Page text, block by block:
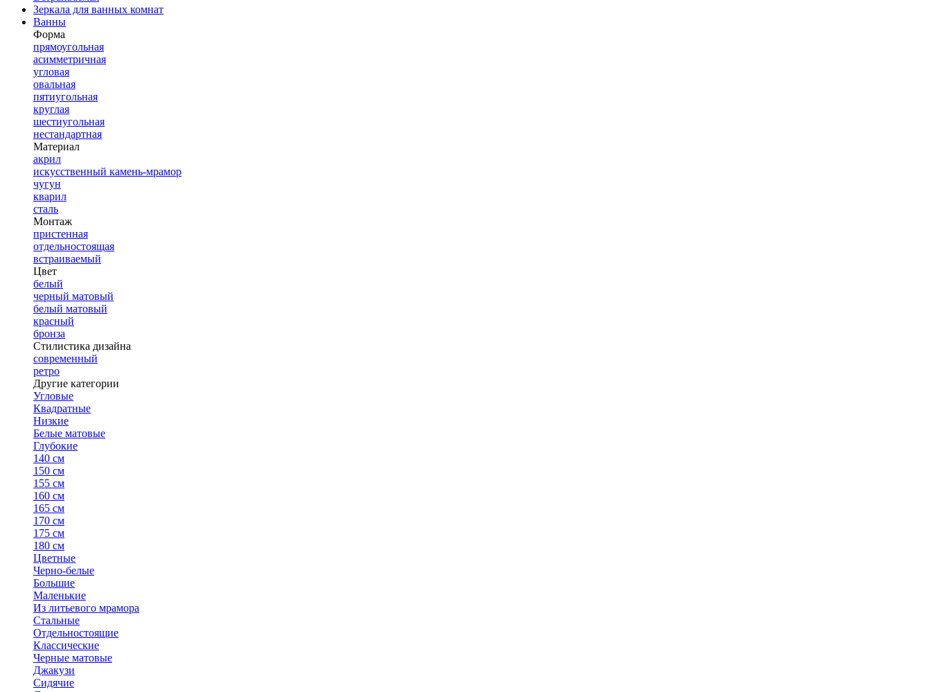
Зеркала для ванных комнат
Ванны
Форма
прямоугольная
асимметричная
угловая
овальная
пятиугольная
круглая
шестиугольная
нестандартная
Материал
акрил
искусственный камень-мрамор
чугун
кварил
сталь
Монтаж
пристенная
отдельностоящая
встраиваемый
Цвет
белый
черный матовый
белый матовый
красный
бронза
Стилистика дизайна
современный
ретро
Другие категории
Угловые
Квадратные
Низкие
Белые матовые
Глубокие
140 см
150 см
155 см
160 см
165 см
170 см
175 см
180 см
Цветные
Черно-белые
Большие
Маленькие
Из литьевого мрамора
Стальные
Отдельностоящие
Классические
Черные матовые
Джакузи
Сидячие